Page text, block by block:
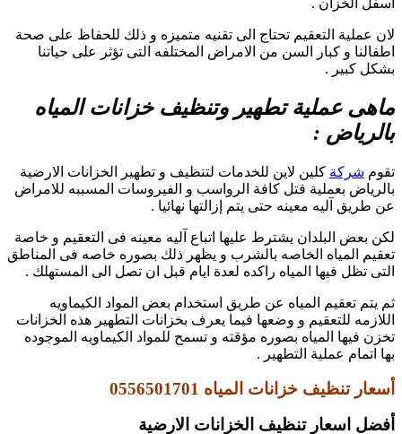
اسفل الخزان .
لان عملية التعقيم تحتاج الى تقنيه متميزه و ذلك للحفاظ على صحة
اطفالنا و كبار السن من الامراض المختلفه التى تؤثر على حياتنا
بشكل كبير .
ماهى عملية تطهير وتنظيف خزانات المياه
بالرياض :
تقوم شركة كلين لاين للخدمات لتنظيف و تطهير الخزانات الارضية
بالرياض بعملية قتل كافة الرواسب و الفيروسات المسببه للامراض
عن طريق آليه معينه حتى يتم إزالتها نهائيا .
لكن بعض البلدان يشترط عليها اتباع آليه معينه فى التعقيم و خاصة
تعقيم المياه الخاصه بالشرب و يظهر ذلك بصوره خاصه فى المناطق
التى تظل فيها المياه راكده لعدة ايام قبل ان تصل الى المستهلك .
ثم يتم تعقيم المياه عن طريق استخدام بعض المواد الكيماويه
اللازمه للتعقيم و وضعها فيما يعرف بخزانات التطهير هذه الخزانات
تخزن فيها المياه بصوره مؤقته و تسمح للمواد الكيماويه الموجوده
بها اتمام عملية التطهير .
أسعار تنظيف خزانات المياه 0556501701
أفضل اسعار تنظيف الخزانات الارضية